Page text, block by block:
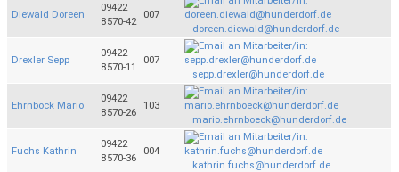
Diewald Doreen
09422
8570-42
007
doreen.diewald@hunderdorf.de
Drexler Sepp
09422
8570-11
007
sepp.drexler@hunderdorf.de
Ehrnböck Mario
09422
8570-26
103
mario.ehrnboeck@hunderdorf.de
Fuchs Kathrin
09422
8570-36
004
kathrin.fuchs@hunderdorf.de